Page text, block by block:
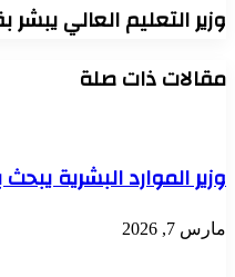
وزير التعليم العالي
مقالات ذات صلة
وزير الموارد البشرية
مارس 7, 2026